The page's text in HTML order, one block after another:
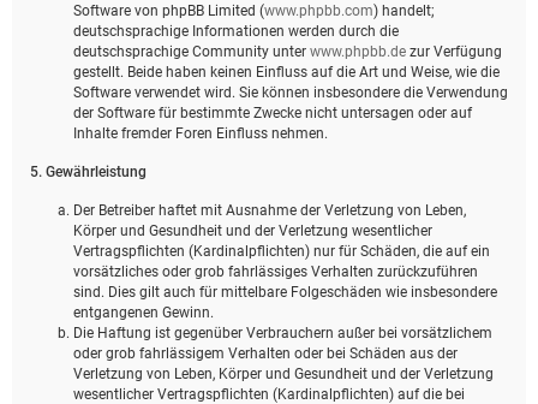
Software von phpBB Limited (www.phpbb.com) handelt;
deutschsprachige Informationen werden durch die
deutschsprachige Community unter www.phpbb.de zur Verfügung
gestellt. Beide haben keinen Einfluss auf die Art und Weise, wie die
Software verwendet wird. Sie können insbesondere die Verwendung
der Software für bestimmte Zwecke nicht untersagen oder auf
Inhalte fremder Foren Einfluss nehmen.
5. Gewährleistung
Der Betreiber haftet mit Ausnahme der Verletzung von Leben,
Körper und Gesundheit und der Verletzung wesentlicher
Vertragspflichten (Kardinalpflichten) nur für Schäden, die auf ein
vorsätzliches oder grob fahrlässiges Verhalten zurückzuführen
sind. Dies gilt auch für mittelbare Folgeschäden wie insbesondere
entgangenen Gewinn.
Die Haftung ist gegenüber Verbrauchern außer bei vorsätzlichem
oder grob fahrlässigem Verhalten oder bei Schäden aus der
Verletzung von Leben, Körper und Gesundheit und der Verletzung
wesentlicher Vertragspflichten (Kardinalpflichten) auf die bei